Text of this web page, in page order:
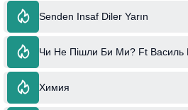
Senden Insaf Diler Yarın
Чи Не Пішли Би Ми? Ft Василь
Химия